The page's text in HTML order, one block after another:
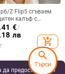
Z Flip5 сгъваем
калъф с
€/
лв
add_shopping_cart
да предоставяме и
search
Търси